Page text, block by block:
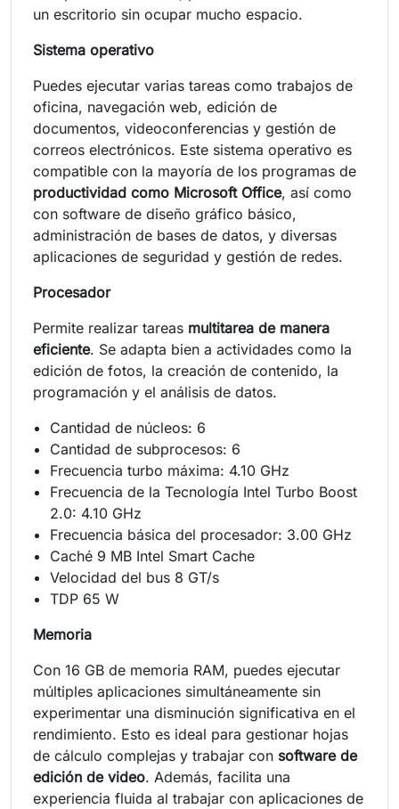
un escritorio sin ocupar mucho espacio.
Sistema operativo
Puedes ejecutar varias tareas como trabajos de
oficina, navegación web, edición de
documentos, videoconferencias y gestión de
correos electrónicos. Este sistema operativo es
compatible con la mayoría de los programas de
productividad como Microsoft Office, así como
con software de diseño gráfico básico,
administración de bases de datos, y diversas
aplicaciones de seguridad y gestión de redes.
Procesador
Permite realizar tareas multitarea de manera
eficiente. Se adapta bien a actividades como la
edición de fotos, la creación de contenido, la
programación y el análisis de datos.
Cantidad de núcleos: 6
Cantidad de subprocesos: 6
Frecuencia turbo máxima: 4.10 GHz
Frecuencia de la Tecnología Intel Turbo Boost
2.0: 4.10 GHz
Frecuencia básica del procesador: 3.00 GHz
Caché 9 MB Intel Smart Cache
Velocidad del bus 8 GT/s
TDP 65 W
Memoria
Con 16 GB de memoria RAM, puedes ejecutar
múltiples aplicaciones simultáneamente sin
experimentar una disminución significativa en el
rendimiento. Esto es ideal para gestionar hojas
de cálculo complejas y trabajar con software de
edición de video. Además, facilita una
experiencia fluida al trabajar con aplicaciones de